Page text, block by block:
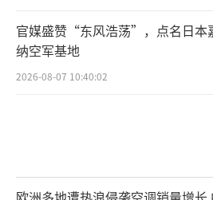
官媒盛赞“东风浩荡”，点名日本
纳空军基地
2026-08-07 10:40:02